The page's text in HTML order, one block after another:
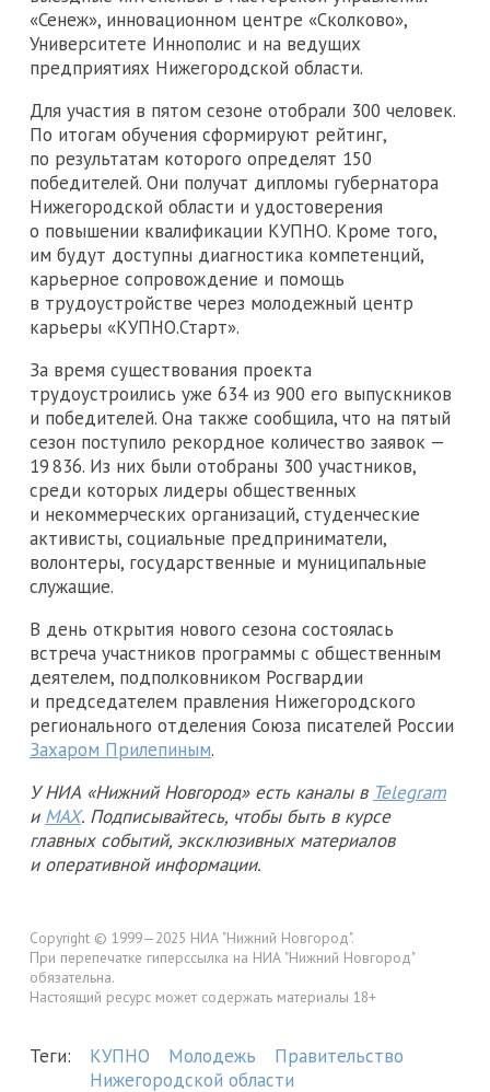
«Сенеж», инновационном центре «Сколково»,
Университете Иннополис и на ведущих
предприятиях Нижегородской области.
Для участия в пятом сезоне отобрали 300 человек.
По итогам обучения сформируют рейтинг,
по результатам которого определят 150
победителей. Они получат дипломы губернатора
Нижегородской области и удостоверения
о повышении квалификации КУПНО. Кроме того,
им будут доступны диагностика компетенций,
карьерное сопровождение и помощь
в трудоустройстве через молодежный центр
карьеры «КУПНО.Старт».
За время существования проекта
трудоустроились уже 634 из 900 его выпускников
и победителей. Она также сообщила, что на пятый
сезон поступило рекордное количество заявок —
19 836. Из них были отобраны 300 участников,
среди которых лидеры общественных
и некоммерческих организаций, студенческие
активисты, социальные предприниматели,
волонтеры, государственные и муниципальные
служащие.
В день открытия нового сезона состоялась
встреча участников программы с общественным
деятелем, подполковником Росгвардии
и председателем правления Нижегородского
регионального отделения Союза писателей России
Захаром Прилепиным.
У НИА «Нижний Новгород» есть каналы в Telegram
и MAX. Подписывайтесь, чтобы быть в курсе
главных событий, эксклюзивных материалов
и оперативной информации.
Copyright © 1999—2025 НИА "Нижний Новгород".
При перепечатке гиперссылка на НИА "Нижний Новгород"
обязательна.
Настоящий ресурс может содержать материалы 18+
Теги: КУПНО Молодежь
Правительство
Нижегородской области